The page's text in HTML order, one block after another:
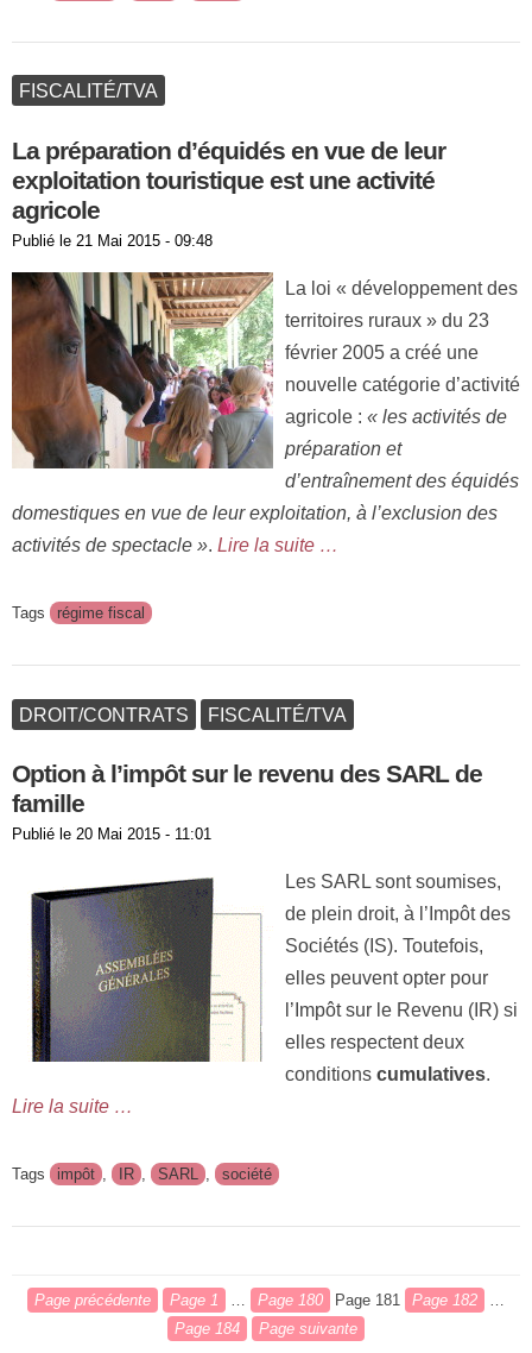
FISCALITÉ/TVA
La préparation d’équidés en vue de leur
exploitation touristique est une activité
agricole
Publié le 21 Mai 2015 - 09:48
La loi « développement des
territoires ruraux » du 23
février 2005 a créé une
nouvelle catégorie d’activité
agricole : « les activités de
préparation et
d’entraînement des équidés
domestiques en vue de leur exploitation, à l’exclusion des
activités de spectacle ». Lire la suite …
Tags régime fiscal
DROIT/CONTRATS FISCALITÉ/TVA
Option à l’impôt sur le revenu des SARL de
famille
Publié le 20 Mai 2015 - 11:01
Les SARL sont soumises,
de plein droit, à l’Impôt des
Sociétés (IS). Toutefois,
elles peuvent opter pour
l’Impôt sur le Revenu (IR) si
elles respectent deux
conditions cumulatives.
Lire la suite …
Tags impôt , IR , SARL , société
Page précédente Page 1 … Page 180 Page 181 Page 182
…
Page 184 Page suivante